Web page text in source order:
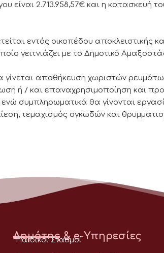
είναι 2.713.958,57€ και η κατασκευή
εντός οικοπέδου αποκλειστικής
γειτνιάζει με το Δημοτικό
γίνεται αποθήκευση χωριστών
ή / και επαναχρησιμοποίηση και
συμπληρωματικά θα γίνονται
τεμαχισμός ογκωδών και
Δημότης & e-Υπηρεσίες
Παιδικοί Σταθμοί